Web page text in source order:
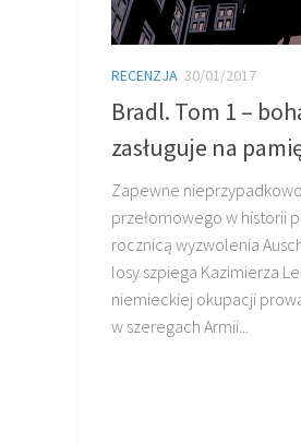
RECENZJA 30/01/2017
Bradl. Tom 1 –
zasługuje na
Zapewne
przełomowego w historii
rocznicą wyzwolenia
losy szpiega Kazimierza
niemieckiej okupacji
w szeregach Armii...